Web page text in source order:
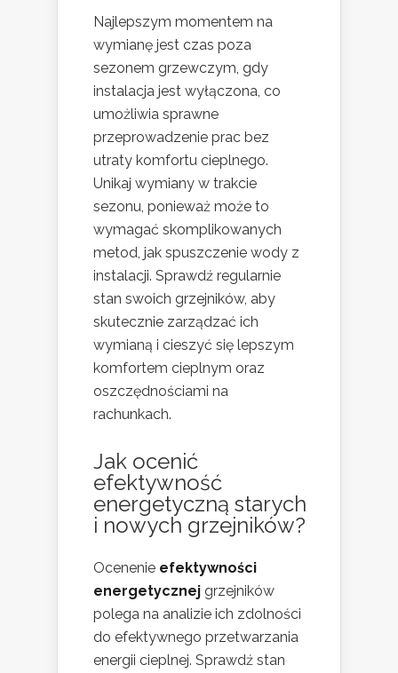
Najlepszym momentem na
wymianę jest czas poza
sezonem grzewczym, gdy
instalacja jest wyłączona, co
umożliwia sprawne
przeprowadzenie prac bez
utraty komfortu cieplnego.
Unikaj wymiany w trakcie
sezonu, ponieważ może to
wymagać skomplikowanych
metod, jak spuszczenie wody z
instalacji. Sprawdź regularnie
stan swoich grzejników, aby
skutecznie zarządzać ich
wymianą i cieszyć się lepszym
komfortem cieplnym oraz
oszczędnościami na
rachunkach.
Jak ocenić
efektywność
energetyczną starych
i nowych grzejników?
Ocenenie efektywności
energetycznej grzejników
polega na analizie ich zdolności
do efektywnego przetwarzania
energii cieplnej. Sprawdź stan